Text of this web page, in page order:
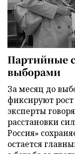
Партийные
выборами
За месяц до
фиксируют
эксперты
расстановки
Россия»
остается